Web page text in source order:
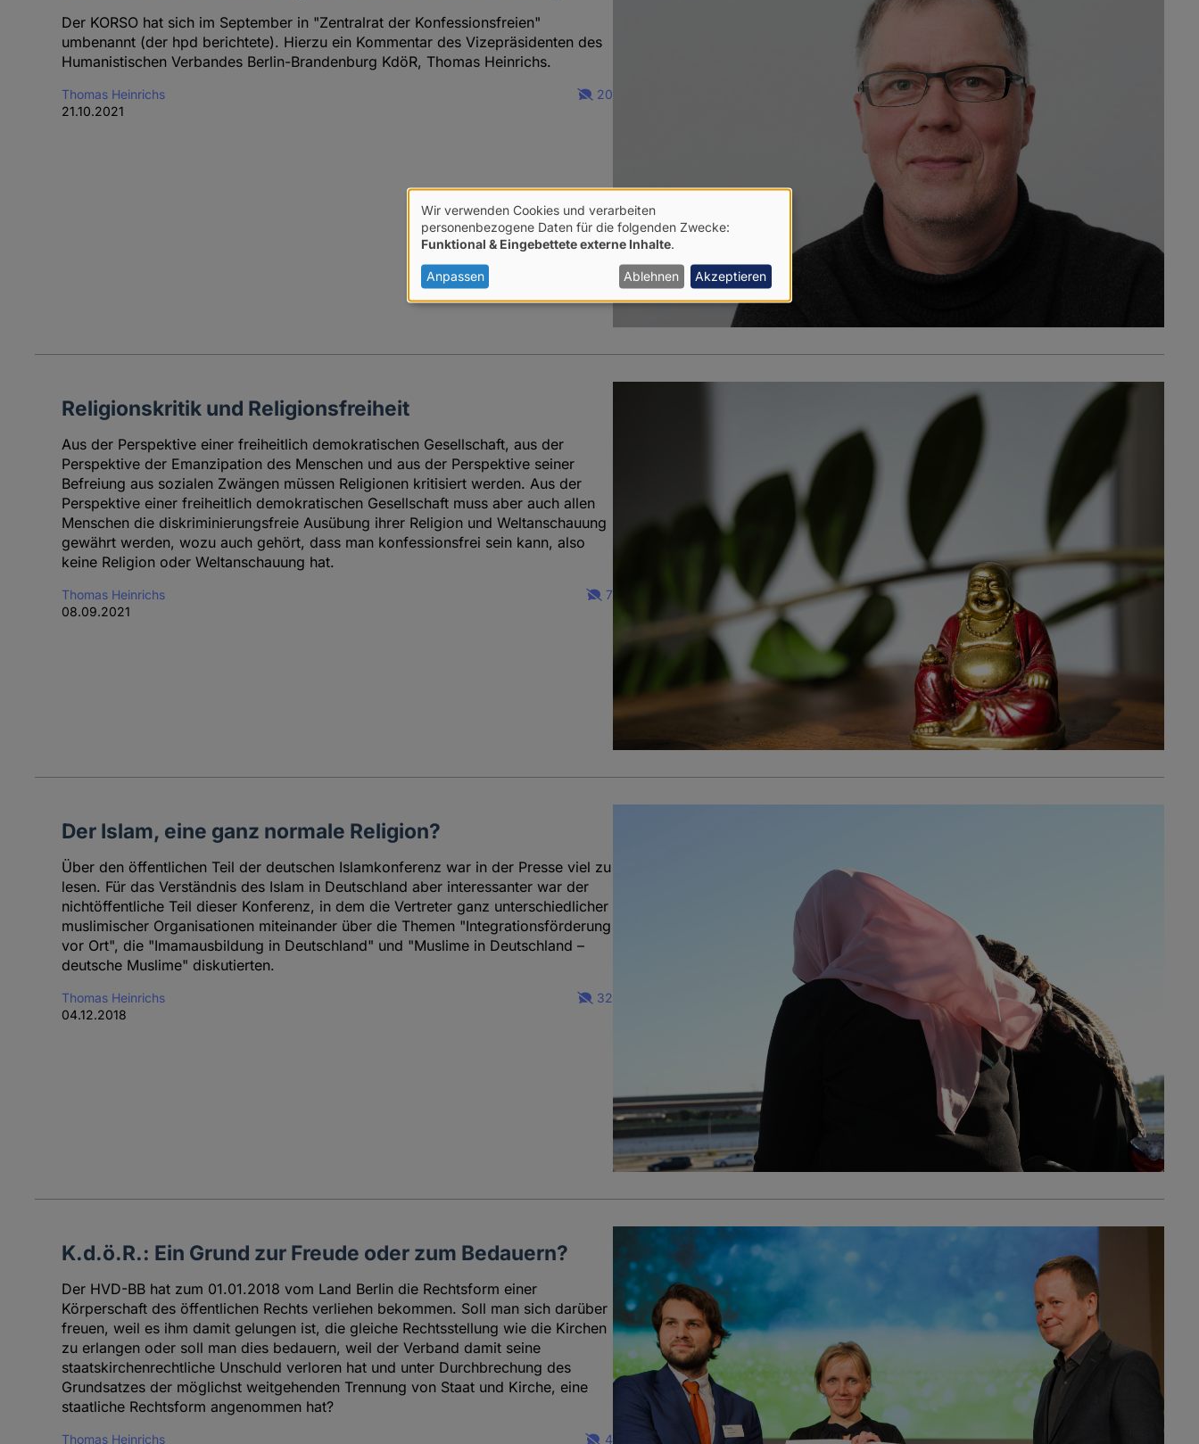
Der KORSO hat sich im September in "Zentralrat der Konfessionsfreien"
umbenannt (der hpd berichtete). Hierzu ein Kommentar des Vizepräsidenten des
Humanistischen Verbandes Berlin-Brandenburg KdöR, Thomas Heinrichs.
Thomas Heinrichs
21.10.2021
20
Religionskritik und Religionsfreiheit
Aus der Perspektive einer freiheitlich demokratischen Gesellschaft, aus der
Perspektive der Emanzipation des Menschen und aus der Perspektive seiner
Befreiung aus sozialen Zwängen müssen Religionen kritisiert werden. Aus der
Perspektive einer freiheitlich demokratischen Gesellschaft muss aber auch allen
Menschen die diskriminierungsfreie Ausübung ihrer Religion und Weltanschauung
gewährt werden, wozu auch gehört, dass man konfessionsfrei sein kann, also
keine Religion oder Weltanschauung hat.
Thomas Heinrichs
08.09.2021
7
Der Islam, eine ganz normale Religion?
Über den öffentlichen Teil der deutschen Islamkonferenz war in der Presse viel zu
lesen. Für das Verständnis des Islam in Deutschland aber interessanter war der
nichtöffentliche Teil dieser Konferenz, in dem die Vertreter ganz unterschiedlicher
muslimischer Organisationen miteinander über die Themen "Integrationsförderung
vor Ort", die "Imamausbildung in Deutschland" und "Muslime in Deutschland –
deutsche Muslime" diskutierten.
Thomas Heinrichs
04.12.2018
32
K.d.ö.R.: Ein Grund zur Freude oder zum Bedauern?
Der HVD-BB hat zum 01.01.2018 vom Land Berlin die Rechtsform einer
Körperschaft des öffentlichen Rechts verliehen bekommen. Soll man sich darüber
freuen, weil es ihm damit gelungen ist, die gleiche Rechtsstellung wie die Kirchen
zu erlangen oder soll man dies bedauern, weil der Verband damit seine
staatskirchenrechtliche Unschuld verloren hat und unter Durchbrechung des
Grundsatzes der möglichst weitgehenden Trennung von Staat und Kirche, eine
staatliche Rechtsform angenommen hat?
Thomas Heinrichs 4
Verwendung
von
personenbezogenen
Daten
Cookies
Wir verwenden Cookies und verarbeiten
personenbezogene Daten für die folgenden Zwecke:
Funktional & Eingebettete externe Inhalte
Anpassen Ablehnen Akzeptieren